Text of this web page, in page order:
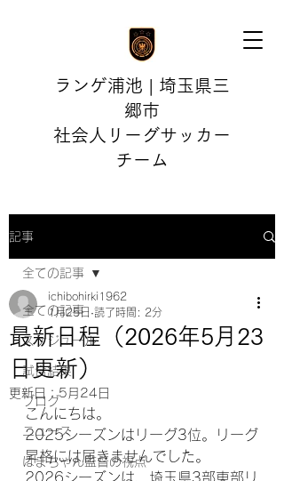
ランゲ浦池 | 埼玉県三
郷市
社会人リーグサッカー
チーム
記事
全ての記事
スケジュール
試合結果
ブログ
ニュース
はまちゃん監督の視点
全ての記事
最新日程（2026年5月23
日更新）
ichibohirki1962
1月25日 読了時間: 2分
更新日：5月24日
こんにちは。
2025シーズンはリーグ3位。リーグ
昇格には届きませんでした。
2026シーズンは、埼玉県3部東部リ